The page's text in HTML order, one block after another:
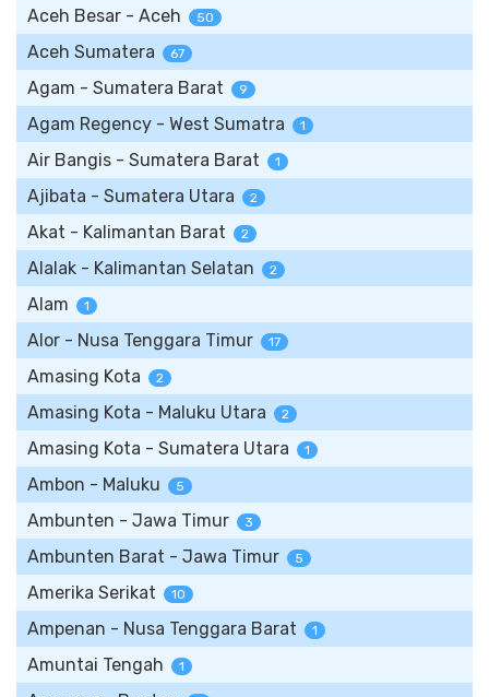
Aceh Besar - Aceh 50
Aceh Sumatera 67
Agam - Sumatera Barat 9
Agam Regency - West Sumatra 1
Air Bangis - Sumatera Barat 1
Ajibata - Sumatera Utara 2
Akat - Kalimantan Barat 2
Alalak - Kalimantan Selatan 2
Alam 1
Alor - Nusa Tenggara Timur 17
Amasing Kota 2
Amasing Kota - Maluku Utara 2
Amasing Kota - Sumatera Utara 1
Ambon - Maluku 5
Ambunten - Jawa Timur 3
Ambunten Barat - Jawa Timur 5
Amerika Serikat 10
Ampenan - Nusa Tenggara Barat 1
Amuntai Tengah 1